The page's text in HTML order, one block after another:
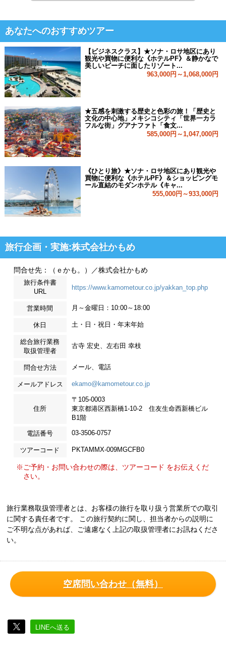
あなたへのおすすめツアー
【ビジネスクラス】★ソナ・ロサ地区にあり
観光や買物に便利な《ホテルPF》＆静かなで
美しいビーチに面したリゾート...
963,000円～1,068,000円
★五感を刺激する歴史と色彩の旅！「歴史と
文化の中心地」メキシコシティ「世界一カラ
フルな街」グアナファト「食文...
585,000円～1,047,000円
《ひとり旅》★ソナ・ロサ地区にあり観光や
買物に便利な《ホテルPF》＆ショッピングモ
ール直結のモダンホテル《キャ...
555,000円～933,000円
旅行企画・実施:株式会社かもめ
問合せ先：（ｅかも。）／株式会社かもめ
旅行条件書
URL
https://www.kamometour.co.jp/yakkan_top.php
営業時間 月～金曜日：10:00～18:00
休日 土・日・祝日・年末年始
総合旅行業務
取扱管理者
古寺 宏史、左右田 幸枝
問合せ方法 メール、電話
メールアドレス ekamo@kamometour.co.jp
住所
〒105-0003
東京都港区西新橋1-10-2 住友生命西新橋ビル
B1階
電話番号 03-3506-0757
ツアーコード PKTAMMX-009MGCFB0
※ご予約・お問い合わせの際は、ツアーコード をお伝えくだ
さい。
旅行業務取扱管理者とは、お客様の旅行を取り扱う営業所での取引
に関する責任者です。 この旅行契約に関し、担当者からの説明に
ご不明な点があれば、ご遠慮なく上記の取扱管理者にお訊ねくださ
い。
空席問い合わせ（無料）
LINEへ送る